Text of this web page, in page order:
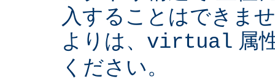
入することはできま
よりは、 virtual 属
ください。